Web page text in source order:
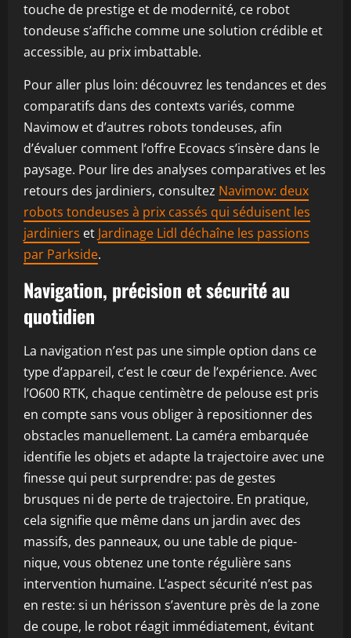
touche de prestige et de modernité, ce robot
tondeuse s’affiche comme une solution crédible et
accessible, au prix imbattable.
Pour aller plus loin: découvrez les tendances et des
comparatifs dans des contexts variés, comme
Navimow et d’autres robots tondeuses, afin
d’évaluer comment l’offre Ecovacs s’insère dans le
paysage. Pour lire des analyses comparatives et les
retours des jardiniers, consultez Navimow: deux
robots tondeuses à prix cassés qui séduisent les
jardiniers et Jardinage Lidl déchaîne les passions
par Parkside.
Navigation, précision et sécurité au
quotidien
La navigation n’est pas une simple option dans ce
type d’appareil, c’est le cœur de l’expérience. Avec
l’O600 RTK, chaque centimètre de pelouse est pris
en compte sans vous obliger à repositionner des
obstacles manuellement. La caméra embarquée
identifie les objets et adapte la trajectoire avec une
finesse qui peut surprendre: pas de gestes
brusques ni de perte de trajectoire. En pratique,
cela signifie que même dans un jardin avec des
massifs, des panneaux, ou une table de pique-
nique, vous obtenez une tonte régulière sans
intervention humaine. L’aspect sécurité n’est pas
en reste: si un hérisson s’aventure près de la zone
de coupe, le robot réagit immédiatement, évitant